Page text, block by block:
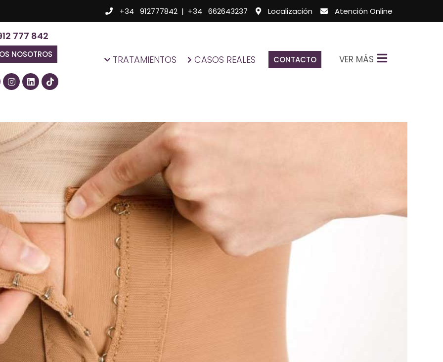
+34 912777842 | +34 662643237 Localización Atención Online
777 842
NOSOTROS TRATAMIENTOS CASOS REALES CONTACTO VER MÁS